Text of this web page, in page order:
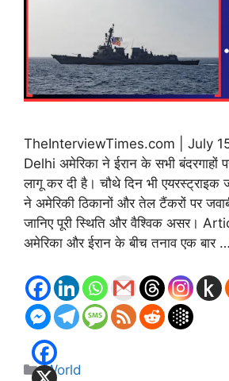
TheInterviewTimes.com | July
Delhi अमेरिका ने ईरान के सभी बंदरगाहों
लागू कर दी है। चौथे दिन भी एयरस्ट्राइक
ने अमेरिकी ठिकानों और तेल टैंकरों पर
जानिए पूरी स्थिति और वैश्विक असर।
अमेरिका और ईरान के बीच तनाव एक बार …
Categories
World